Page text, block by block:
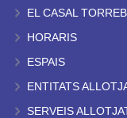
EL CASAL
HORARIS
ESPAIS
ENTITATS
SERVEIS